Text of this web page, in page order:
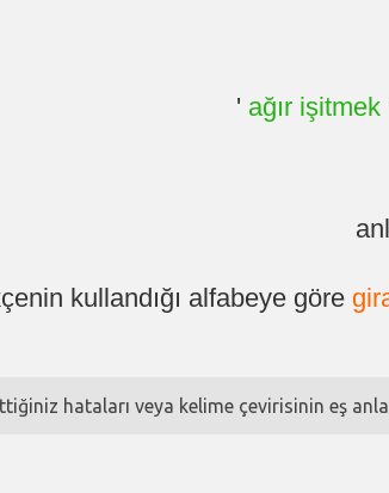
' ağır işitmek
kullandığı alfabeye göre
hataları veya kelime çevirisinin eş